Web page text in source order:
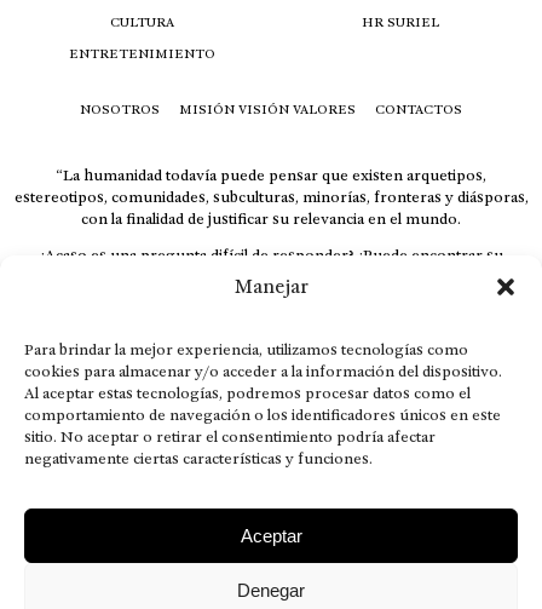
Manejar
Para brindar la mejor experiencia, utilizamos tecnologías como
cookies para almacenar y/o acceder a la información del dispositivo.
Al aceptar estas tecnologías, podremos procesar datos como el
comportamiento de navegación o los identificadores únicos en este
sitio. No aceptar o retirar el consentimiento podría afectar
negativamente ciertas características y funciones.
Aceptar
Denegar
CULTURA
ENTRETENIMIENTO
HR SURIEL
NOSOTROS MISIÓN VISIÓN VALORES CONTACTOS
“La humanidad todavía puede pensar que existen arquetipos,
estereotipos, comunidades, subculturas, minorías, fronteras y diásporas,
con la finalidad de justificar su relevancia en el mundo.
¿Acaso es una pregunta difícil de responder? ¿Puede encontrar su
respuesta al instante, otorgando al receptor cuestionado espacio y
velocidad suficiente para responder correctamente? De no ser así, el que
El concepto de familia no está limitado exclusivamente a la sangre; seres
que surgen en nuestro diario vivir suelen pesar más que los
emparentados. Más bien, el apego de estas dos versiones de seres
queridos mueve ideales provenientes de sus vivencias.
This is for nuestra gente.” – HRSuriel